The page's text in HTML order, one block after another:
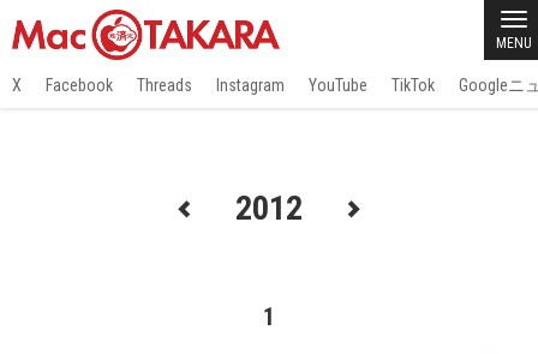
MENU
X Facebook Threads Instagram YouTube TikTok Googleニ
2012
1